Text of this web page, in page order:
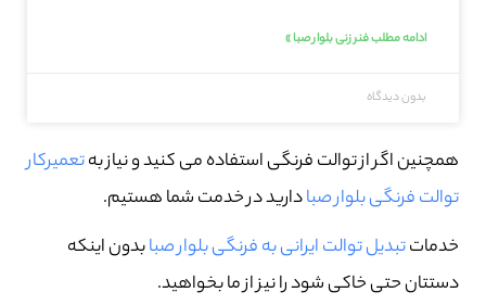
ادامه مطلب فنر زنی بلوار صبا »
بدون دیدگاه
همچنین اگر از توالت فرنگی استفاده می کنید و نیاز بهتعمیرکار
توالت فرنگی بلوار صبادارید در خدمت شما هستیم.
خدماتتبدیل توالت ایرانی به فرنگی بلوار صبابدون اینکه
دستتان حتی خاکی شود را نیز از ما بخواهید.